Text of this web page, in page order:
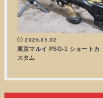
2026.05.02
東京マルイ PSG-1 ショートカ
スタム